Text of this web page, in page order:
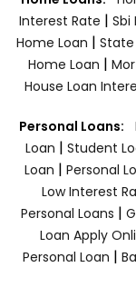
Interest Rate | Sbi
Home Loan | State
Home Loan |
House Loan
Personal Loans:
Loan | Student
Loan | Personal
Low Interest
Personal Loans |
Loan Apply
Personal Loan |